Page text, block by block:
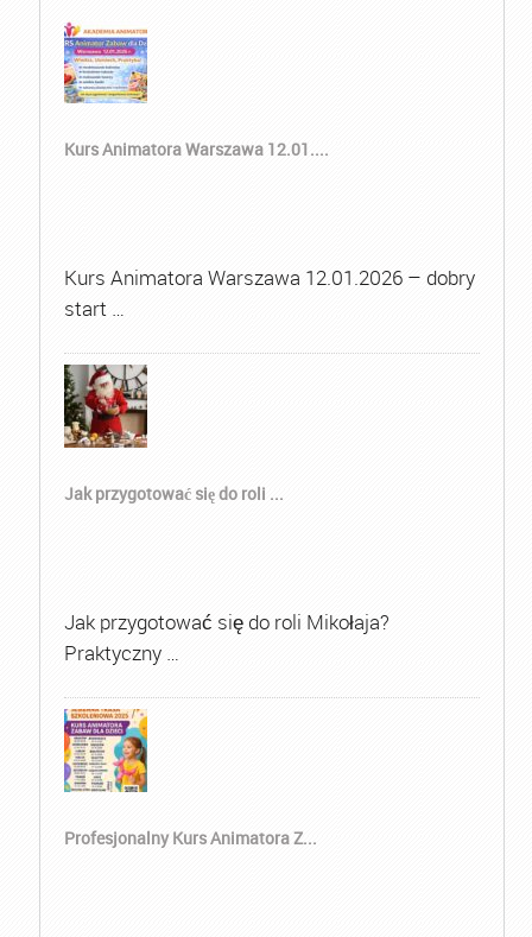
Kurs Animatora Warszawa 12.01....
Kurs Animatora Warszawa 12.01.2026 – dobry
start …
Jak przygotować się do roli ...
Jak przygotować się do roli Mikołaja?
Praktyczny …
Profesjonalny Kurs Animatora Z...